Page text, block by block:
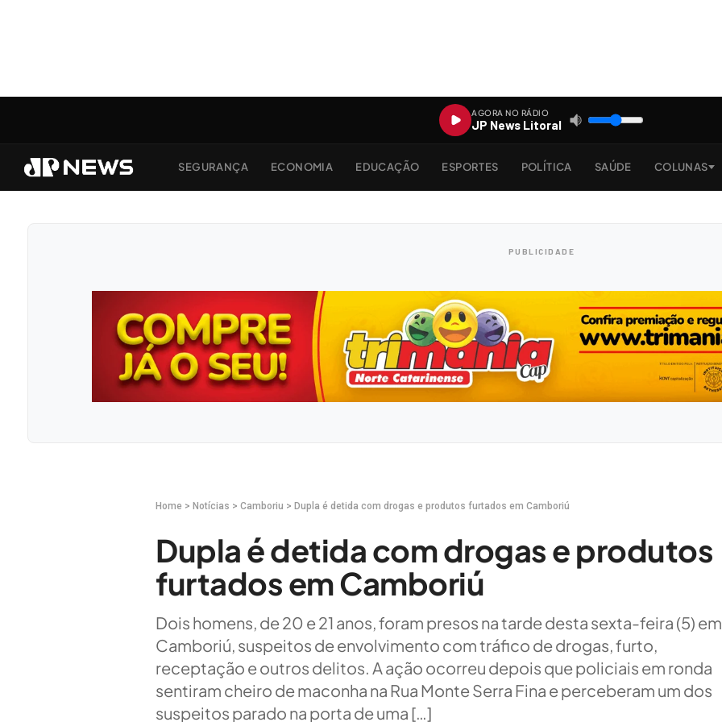
AGORA NO RÁDIO
JP News Litoral
SEGURANÇA ECONOMIA EDUCAÇÃO ESPORTES POLÍTICA SAÚDE COLUNAS
Home > Notícias >Camboriu > Dupla é detida com drogas e produtos furtados em Camboriú
Dupla é detida com drogas e produtos
furtados em Camboriú
Dois homens, de 20 e 21 anos, foram presos na tarde desta sexta-feira (5) em
Camboriú, suspeitos de envolvimento com tráfico de drogas, furto,
receptação e outros delitos. A ação ocorreu depois que policiais em ronda
sentiram cheiro de maconha na Rua Monte Serra Fina e perceberam um dos
suspeitos parado na porta de uma […]